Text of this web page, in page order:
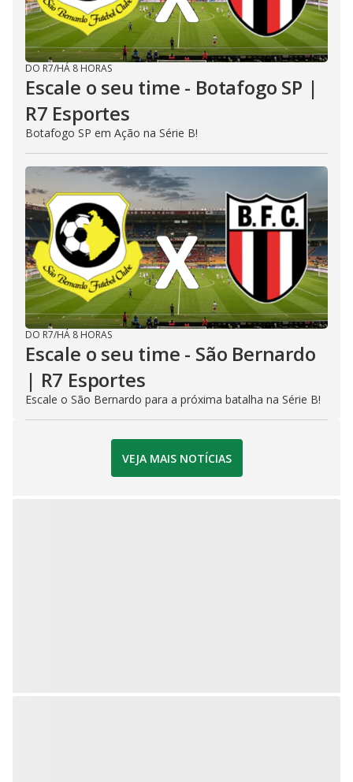
DO R7/HÁ 8 HORAS
Escale o seu time - Botafogo SP |
R7 Esportes
Botafogo SP em Ação na Série B!
DO R7/HÁ 8 HORAS
Escale o seu time - São Bernardo
| R7 Esportes
Escale o São Bernardo para a próxima batalha na Série B!
VEJA MAIS NOTÍCIAS